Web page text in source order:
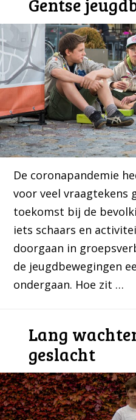
Gentse
De coronapandemie
voor veel vraagtekens
toekomst bij de
iets schaars en
doorgaan in
de jeugdbewegingen
ondergaan. Hoe zit …
Lang
geslacht